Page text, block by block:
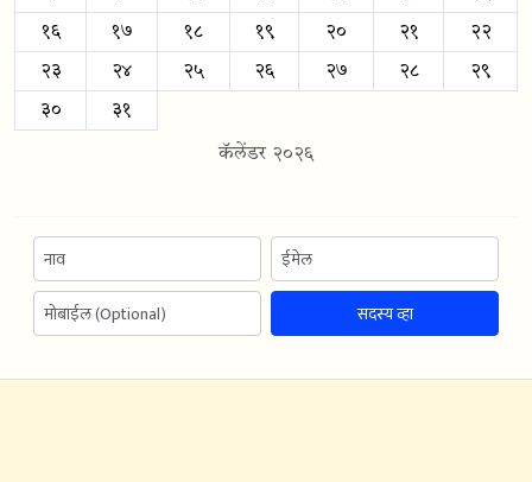
१६ १७ १८ १९ २० २१ २२
२३ २४ २५ २६ २७ २८ २९
३० ३१
कॅलेंडर २०२६
सदस्य व्हा